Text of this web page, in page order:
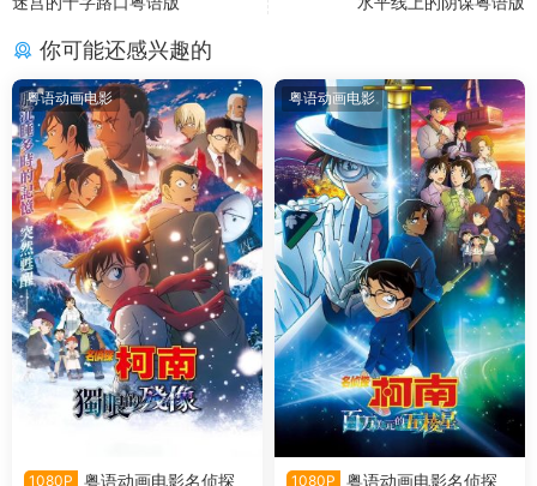
你可能还感兴趣的
粤语动画电影
1080P
粤语动画电影名侦探
粤语动画电影
1080P
粤语动画电影名侦探